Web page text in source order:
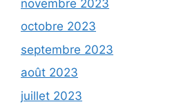
novembre 2023
octobre 2023
septembre 2023
août 2023
juillet 2023